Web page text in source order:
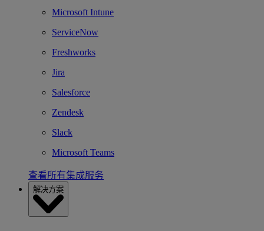
Microsoft Intune
ServiceNow
Freshworks
Jira
Salesforce
Zendesk
Slack
Microsoft Teams
查看所有集成服务
解决方案